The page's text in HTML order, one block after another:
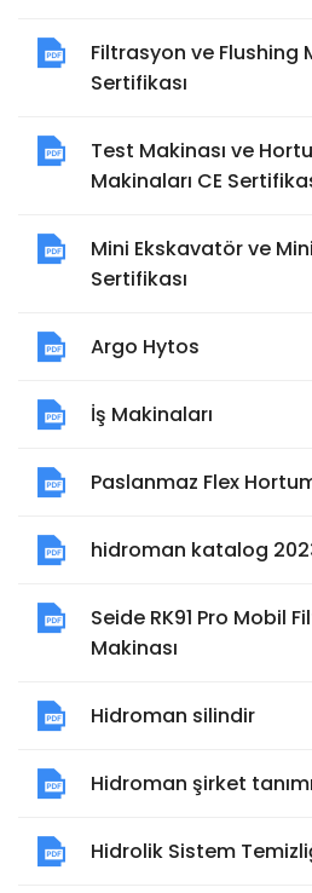
Filtrasyon ve Flushing
Sertifikası
Test Makinası ve
Makinaları CE
Mini Ekskavatör ve
Sertifikası
Argo Hytos
İş Makinaları
Paslanmaz Flex
hidroman katalog
Seide RK91 Pro Mobil
Makinası
Hidroman silindir
Hidroman şirket
Hidrolik Sistem